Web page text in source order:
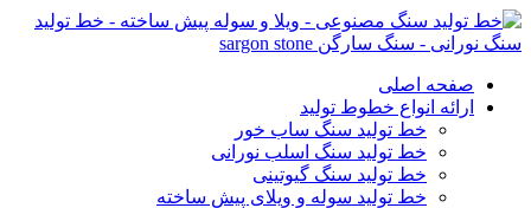
صفحه اصلی
ارائه انواع خطوط تولید
خط تولید سنگ ساب خور
خط تولید سنگ اسلب نورانی
خط تولید سنگ گیوتینی
خط تولید سوله و ویلای پیش ساخته